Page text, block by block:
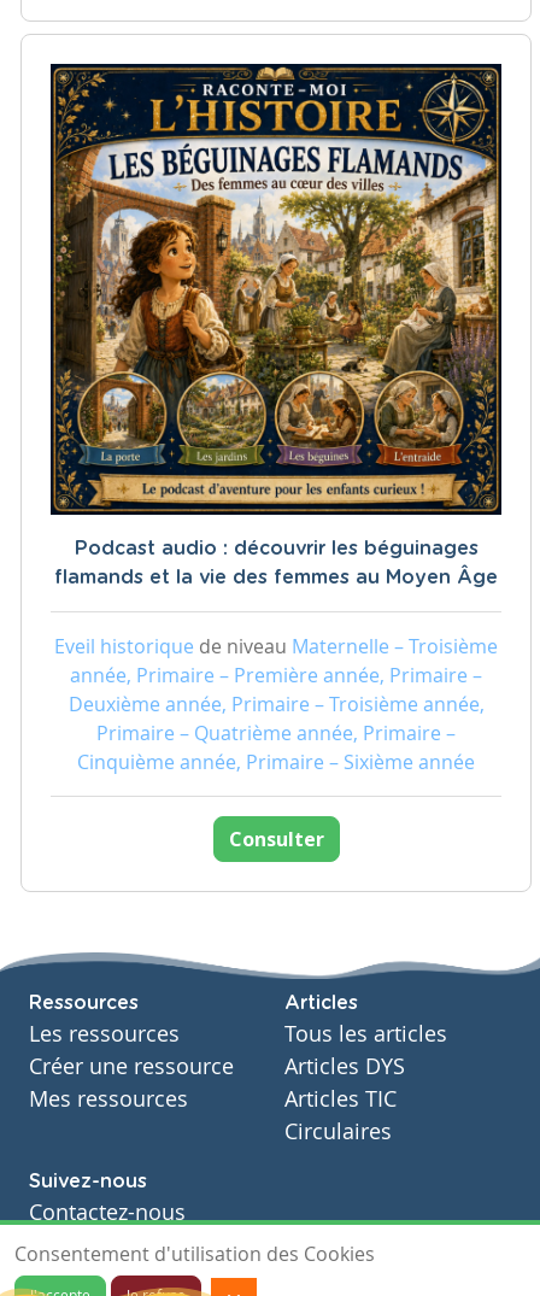
Podcast audio : découvrir les béguinages
flamands et la vie des femmes au Moyen Âge
Eveil historique de niveau Maternelle – Troisième
année, Primaire – Première année, Primaire –
Deuxième année, Primaire – Troisième année,
Primaire – Quatrième année, Primaire –
Cinquième année, Primaire – Sixième année
Consulter
Ressources
Les ressources
Créer une ressource
Mes ressources
Articles
Tous les articles
Articles DYS
Articles TIC
Circulaires
Suivez-nous
Contactez-nous
Soutien scolaire
Notre page Facebook
Consentement d'utilisation des Cookies